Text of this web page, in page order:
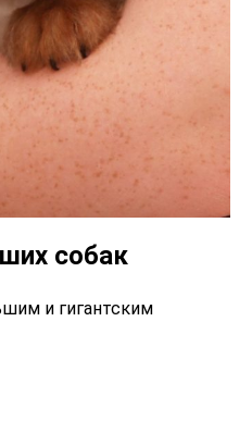
собак
и гигантским